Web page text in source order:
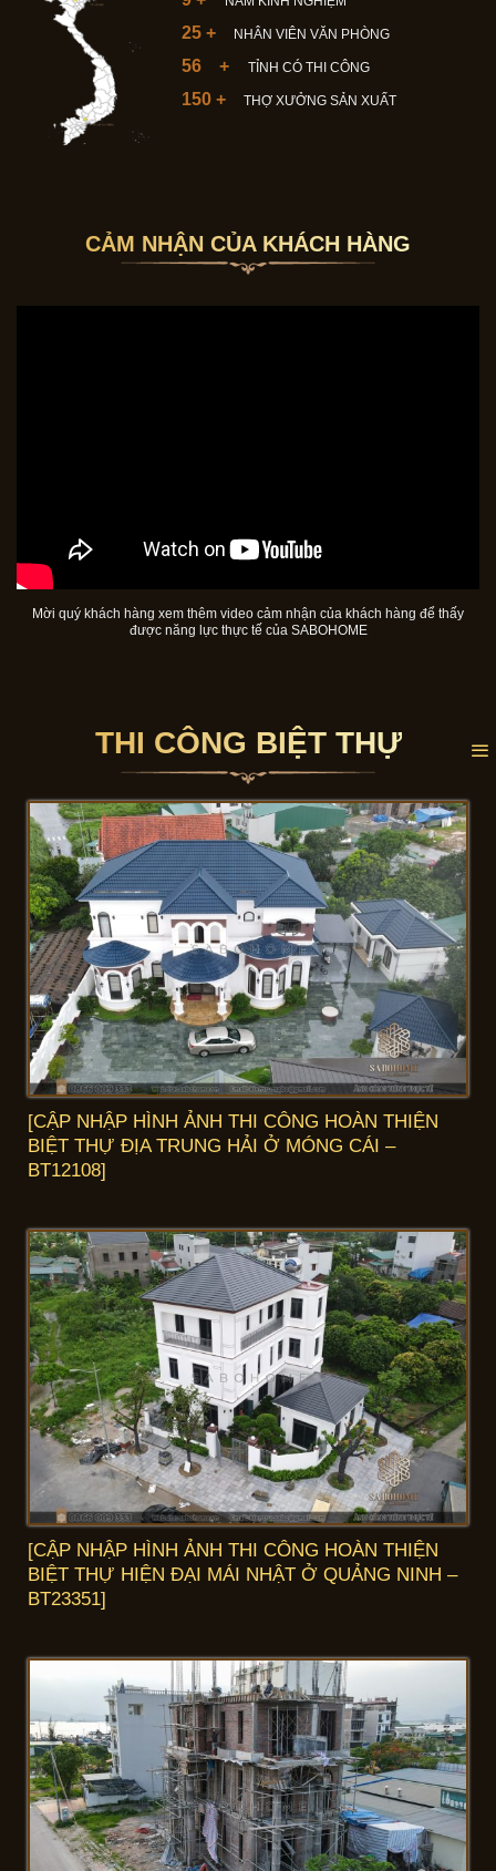
25 + NHÂN VIÊN VĂN PHÒNG
56 + TỈNH CÓ THI CÔNG
150 + THỢ XƯỞNG SẢN XUẤT
CẢM NHẬN CỦA KHÁCH HÀNG
Mời quý khách hàng xem thêm video cảm nhận của khách hàng để thấy
được năng lực thực tế của SABOHOME
THI CÔNG BIỆT THỰ
[CẬP NHẬP HÌNH ẢNH THI CÔNG HOÀN THIỆN
BIỆT THỰ ĐỊA TRUNG HẢI Ở MÓNG CÁI –
BT12108]
[CẬP NHẬP HÌNH ẢNH THI CÔNG HOÀN THIỆN
BIỆT THỰ HIỆN ĐẠI MÁI NHẬT Ở QUẢNG NINH –
BT23351]